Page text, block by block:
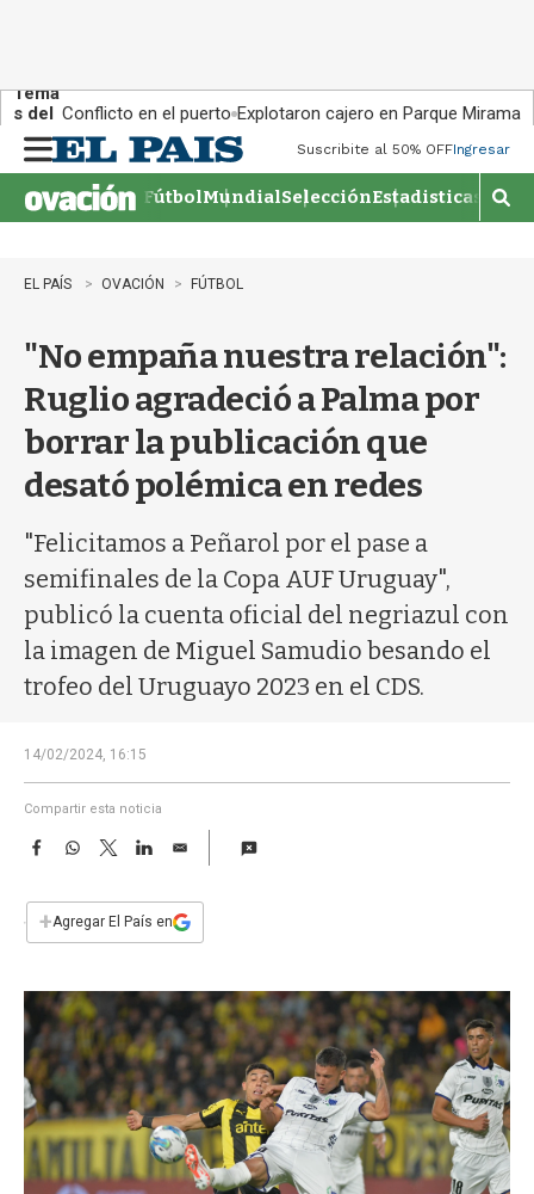
Tema
s del
día:
Conflicto en el puerto Explotaron cajero en Parque Miramar
n
u
Suscribite al 50% OFFIngresar
FútbolMundialSelecciónEstadisticas
M
o
r
b
EL PAÍS OVACIÓN FÚTBOL
"No empaña nuestra relación":
Ruglio agradeció a Palma por
borrar la publicación que
desató polémica en redes
"Felicitamos a Peñarol por el pase a
semifinales de la Copa AUF Uruguay",
publicó la cuenta oficial del negriazul con
la imagen de Miguel Samudio besando el
trofeo del Uruguayo 2023 en el CDS.
14/02/2024, 16:15
Compartir esta noticia
F
e
b
k
W
s
p
T
w
t
L
n
E
i
l
+Agregar El País en